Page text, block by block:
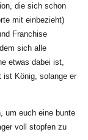
die sich schon
mit einbezieht)
Franchise
sich alle
etwas dabei ist,
ist König, solange er
um euch eine bunte
voll stopfen zu